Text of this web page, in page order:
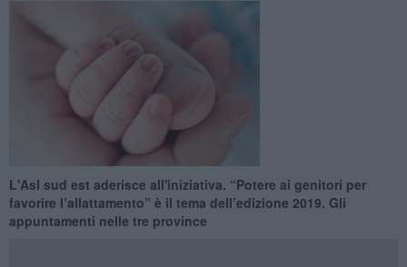
L'Asl sud est aderisce all'iniziativa. “Potere ai genitori per
favorire l’allattamento” è il tema dell’edizione 2019. Gli
appuntamenti nelle tre province